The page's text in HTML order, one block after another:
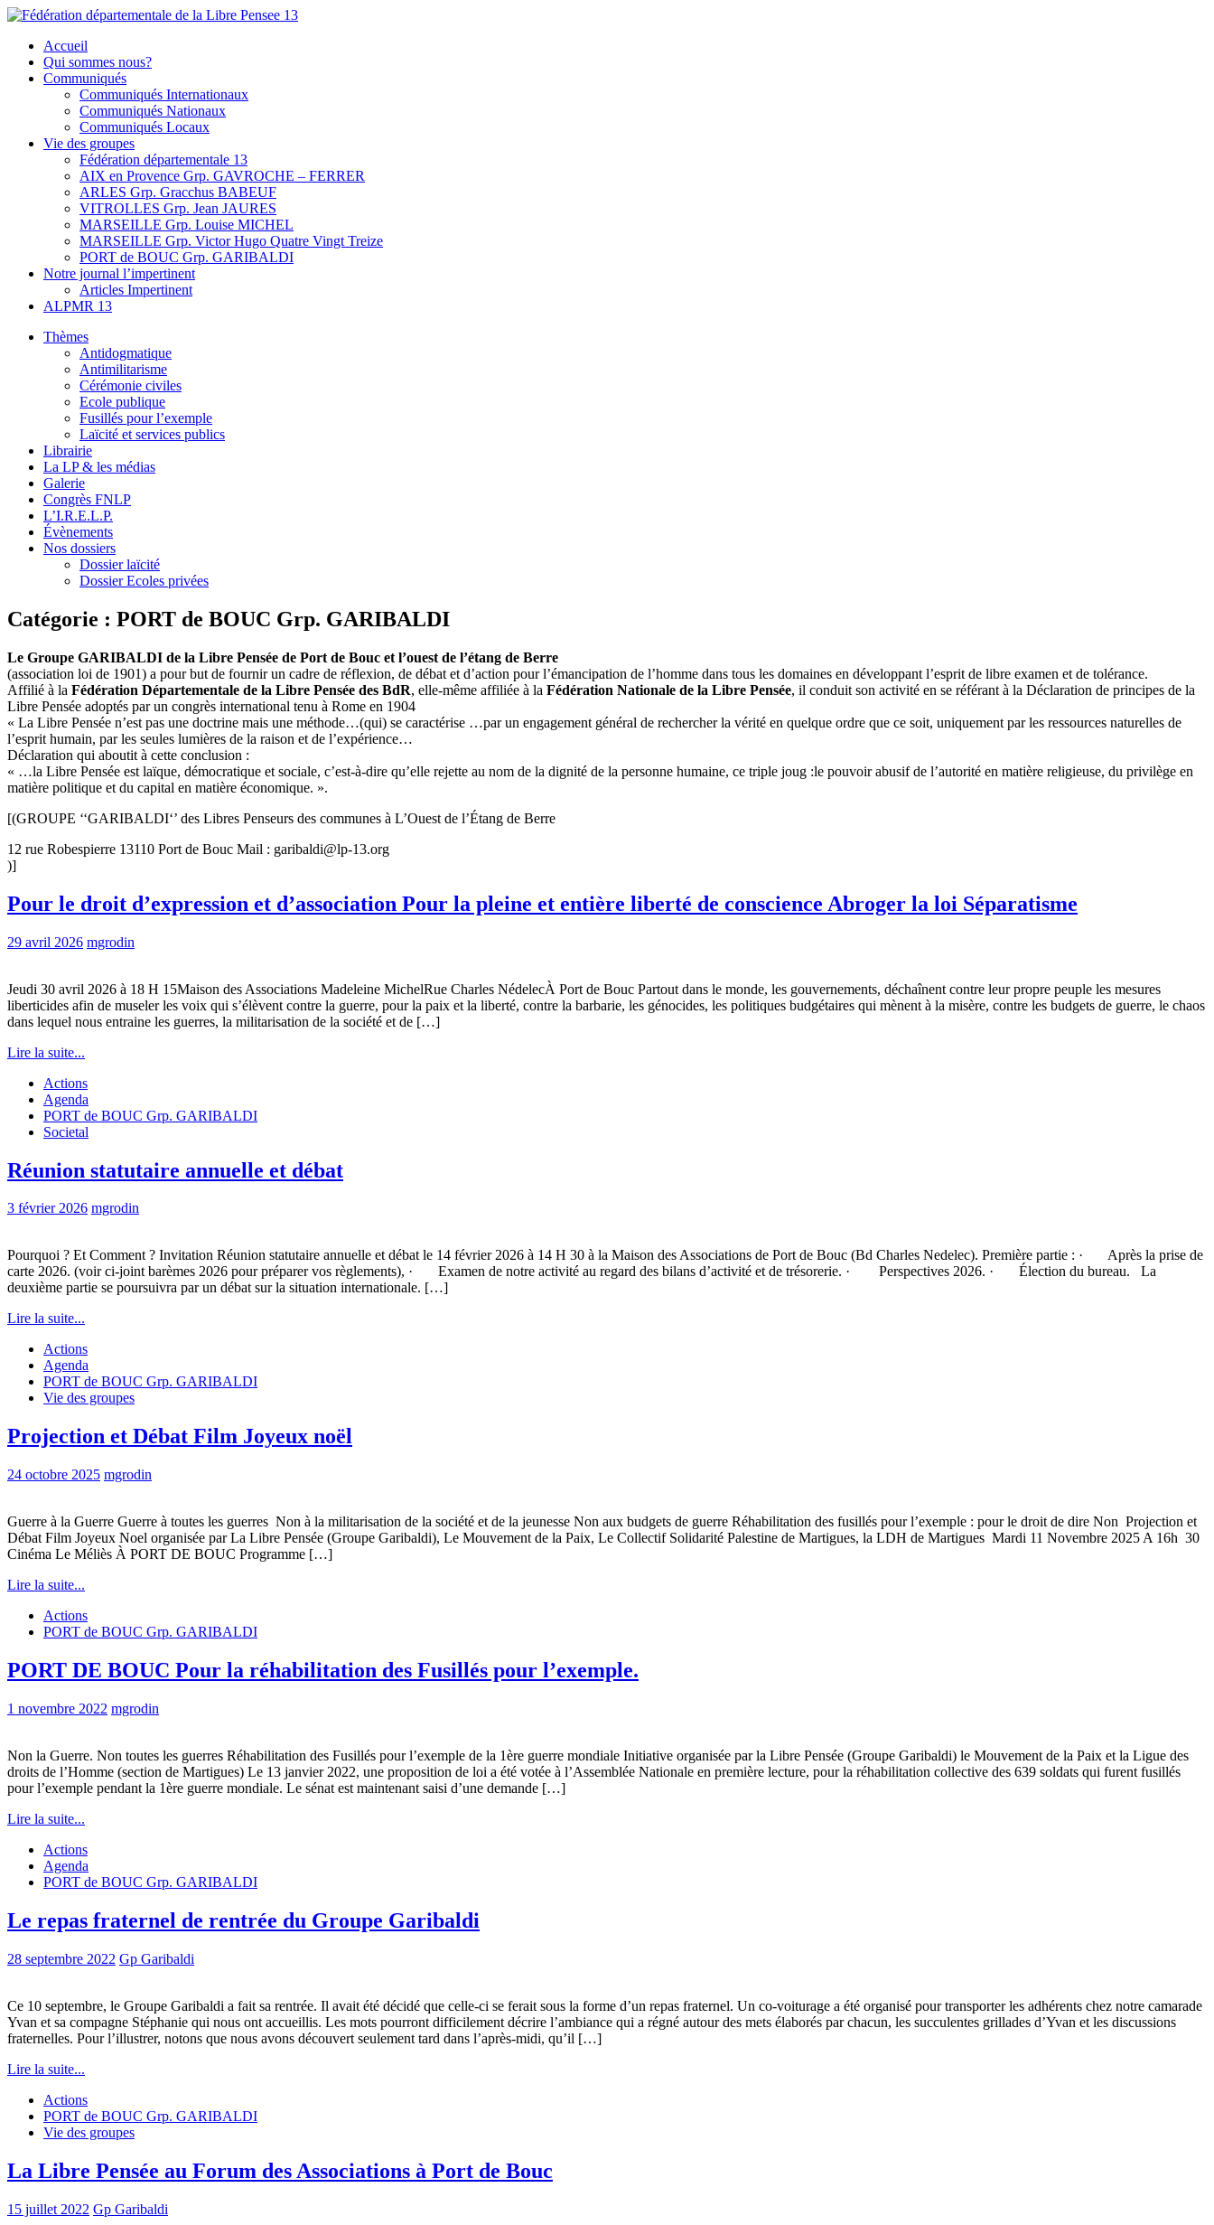
Skip
content
Fédération départementale de la Libre Pensee 13
Membre de la fédération Nationale de la Libre Pensée ni dieu ni maitre
Accueil
Qui sommes nous?
Communiqués
Communiqués Internationaux
Communiqués Nationaux
Communiqués Locaux
Vie des groupes
Fédération départementale 13
AIX en Provence Grp. GAVROCHE – FERRER
ARLES Grp. Gracchus BABEUF
VITROLLES Grp. Jean JAURES
MARSEILLE Grp. Louise MICHEL
MARSEILLE Grp. Victor Hugo Quatre Vingt Treize
PORT de BOUC Grp. GARIBALDI
Notre journal l’impertinent
Articles Impertinent
ALPMR 13
Thèmes
Antidogmatique
Antimilitarisme
Cérémonie civiles
Ecole publique
Fusillés pour l’exemple
Laïcité et services publics
Librairie
La LP & les médias
Galerie
Congrès FNLP
L’I.R.E.L.P.
Évènements
Nos dossiers
Dossier laïcité
Dossier Ecoles privées
Catégorie : PORT de BOUC Grp. GARIBALDI
Le Groupe GARIBALDI de la Libre Pensée de Port de Bouc et l’ouest de l’étang de Berre
(association loi de 1901) a pour but de fournir un cadre de réflexion, de débat et d’action pour l’émancipation de l’homme dans tous les domaines en développant l’esprit de libre examen et de tolérance.
Affilié à la Fédération Départementale de la Libre Pensée des BdR, elle-même affiliée à la Fédération Nationale de la Libre Pensée, il conduit son activité en se référant à la Déclaration de principes de la
Libre Pensée adoptés par un congrès international tenu à Rome en 1904
« La Libre Pensée n’est pas une doctrine mais une méthode…(qui) se caractérise …par un engagement général de rechercher la vérité en quelque ordre que ce soit, uniquement par les ressources naturelles de
l’esprit humain, par les seules lumières de la raison et de l’expérience…
Déclaration qui aboutit à cette conclusion :
« …la Libre Pensée est laïque, démocratique et sociale, c’est-à-dire qu’elle rejette au nom de la dignité de la personne humaine, ce triple joug :le pouvoir abusif de l’autorité en matière religieuse, du privilège en
matière politique et du capital en matière économique. ».
[(GROUPE ‘‘GARIBALDI‘’ des Libres Penseurs des communes à L’Ouest de l’Étang de Berre
12 rue Robespierre 13110 Port de Bouc Mail : garibaldi@lp-13.org
)]
Pour le droit d’expression et d’association Pour la pleine et entière liberté de conscience Abroger la loi Séparatisme
29 avril 2026 mgrodin
Jeudi 30 avril 2026 à 18 H 15Maison des Associations Madeleine MichelRue Charles NédelecÀ Port de Bouc Partout dans le monde, les gouvernements, déchaînent contre leur propre peuple les mesures
liberticides afin de museler les voix qui s’élèvent contre la guerre, pour la paix et la liberté, contre la barbarie, les génocides, les politiques budgétaires qui mènent à la misère, contre les budgets de guerre, le chaos
dans lequel nous entraine les guerres, la militarisation de la société et de […]
Lire la suite...
Actions
Agenda
PORT de BOUC Grp. GARIBALDI
Societal
Réunion statutaire annuelle et débat
3 février 2026 mgrodin
Pourquoi ? Et Comment ? Invitation Réunion statutaire annuelle et débat le 14 février 2026 à 14 H 30 à la Maison des Associations de Port de Bouc (Bd Charles Nedelec). Première partie : · Après la prise de
carte 2026. (voir ci-joint barèmes 2026 pour préparer vos règlements), · Examen de notre activité au regard des bilans d’activité et de trésorerie. · Perspectives 2026. · Élection du bureau. La
deuxième partie se poursuivra par un débat sur la situation internationale. […]
Lire la suite...
Actions
Agenda
PORT de BOUC Grp. GARIBALDI
Vie des groupes
Projection et Débat Film Joyeux noël
24 octobre 2025 mgrodin
Guerre à la Guerre Guerre à toutes les guerres Non à la militarisation de la société et de la jeunesse Non aux budgets de guerre Réhabilitation des fusillés pour l’exemple : pour le droit de dire Non Projection et
Débat Film Joyeux Noel organisée par La Libre Pensée (Groupe Garibaldi), Le Mouvement de la Paix, Le Collectif Solidarité Palestine de Martigues, la LDH de Martigues Mardi 11 Novembre 2025 A 16h 30
Cinéma Le Méliès À PORT DE BOUC Programme […]
Lire la suite...
Actions
PORT de BOUC Grp. GARIBALDI
PORT DE BOUC Pour la réhabilitation des Fusillés pour l’exemple.
1 novembre 2022 mgrodin
Non la Guerre. Non toutes les guerres Réhabilitation des Fusillés pour l’exemple de la 1ère guerre mondiale Initiative organisée par la Libre Pensée (Groupe Garibaldi) le Mouvement de la Paix et la Ligue des
droits de l’Homme (section de Martigues) Le 13 janvier 2022, une proposition de loi a été votée à l’Assemblée Nationale en première lecture, pour la réhabilitation collective des 639 soldats qui furent fusillés
pour l’exemple pendant la 1ère guerre mondiale. Le sénat est maintenant saisi d’une demande […]
Lire la suite...
Actions
Agenda
PORT de BOUC Grp. GARIBALDI
Le repas fraternel de rentrée du Groupe Garibaldi
28 septembre 2022 Gp Garibaldi
Ce 10 septembre, le Groupe Garibaldi a fait sa rentrée. Il avait été décidé que celle-ci se ferait sous la forme d’un repas fraternel. Un co-voiturage a été organisé pour transporter les adhérents chez notre camarade
Yvan et sa compagne Stéphanie qui nous ont accueillis. Les mots pourront difficilement décrire l’ambiance qui a régné autour des mets élaborés par chacun, les succulentes grillades d’Yvan et les discussions
fraternelles. Pour l’illustrer, notons que nous avons découvert seulement tard dans l’après-midi, qu’il […]
Lire la suite...
Actions
PORT de BOUC Grp. GARIBALDI
Vie des groupes
La Libre Pensée au Forum des Associations à Port de Bouc
15 juillet 2022 Gp Garibaldi